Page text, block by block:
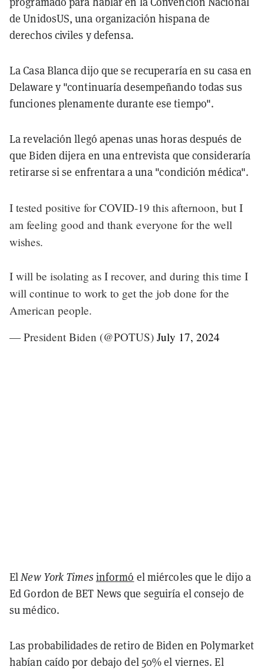
de UnidosUS, una organización hispana de
derechos civiles y defensa.
La Casa Blanca dijo que se recuperaría en su casa en
Delaware y "continuaría desempeñando todas sus
funciones plenamente durante ese tiempo".
La revelación llegó apenas unas horas después de
que Biden dijera en una entrevista que consideraría
retirarse si se enfrentara a una "condición médica".
I tested positive for COVID-19 this afternoon, but I
am feeling good and thank everyone for the well
wishes.
I will be isolating as I recover, and during this time I
will continue to work to get the job done for the
American people.
— President Biden (@POTUS) July 17, 2024
ElNew York Times informó el miércoles que le dijo a
Ed Gordon de BET News que seguiría el consejo de
su médico.
Las probabilidades de retiro de Biden en Polymarket
habían caído por debajo del 50% el viernes. El